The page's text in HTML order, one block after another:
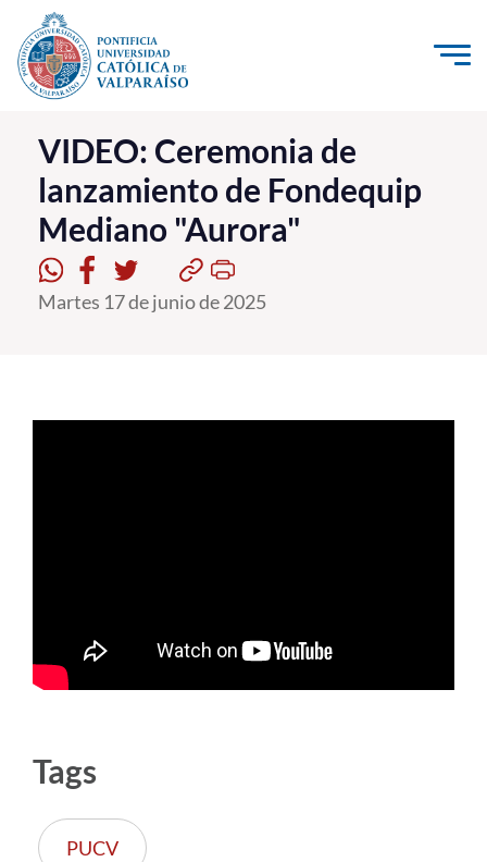
Click acá para ir directamente al contenido
La Universidad
Investigación, Creación e Innovación
PUCV Internacional
Vinculación con el Medio
Alumni
English
VIDEO: Ceremonia de
lanzamiento de Fondequip
Mediano "Aurora"
Martes 17 de junio de 2025
Tags
PUCV